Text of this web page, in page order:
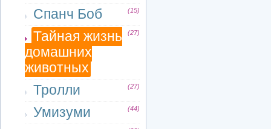
Спанч Боб (15)
Тайная жизнь
домашних
животных
(27)
Тролли (27)
Умизуми (44)